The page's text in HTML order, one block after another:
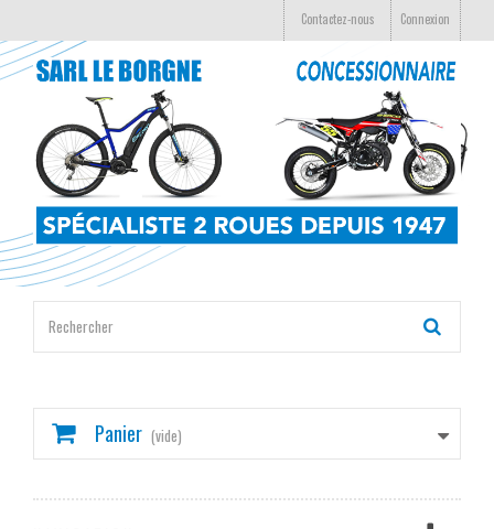
Connexion
Contactez-nous
Panier (vide)